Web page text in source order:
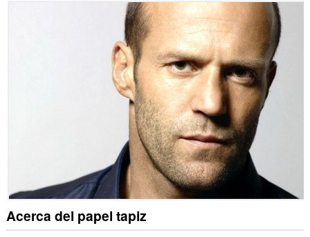
Acerca del papel tapiz